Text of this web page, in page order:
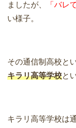
ましたが、
「バレ
い様子。
その通信制高校と
キラリ高等学校と
キラリ高等学校は